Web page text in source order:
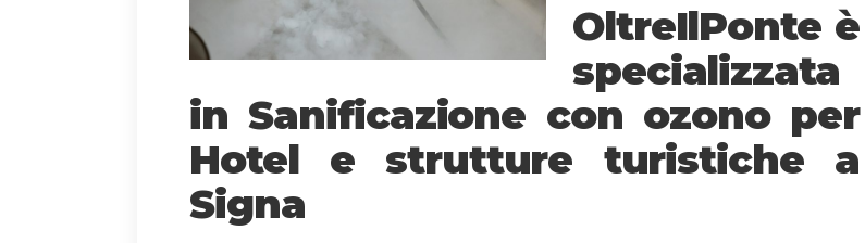
OltreIlPonte è
specializzata
in Sanificazione con ozono per
Hotel e strutture turistiche a
Signa